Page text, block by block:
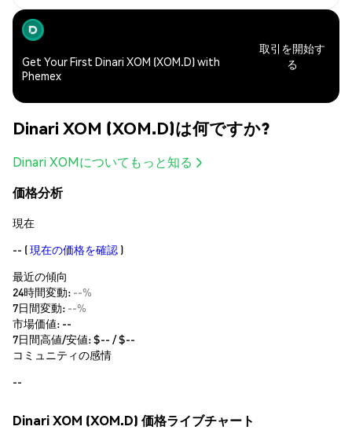
Get Your First Dinari XOM (XOM.D) with
Phemex
取引を開始す
る
Dinari XOM (XOM.D)は何ですか?
Dinari XOMについてもっと知る
価格分析
現在
-- (現在の価格を確認 )
最近の傾向
24時間変動: --%
7日間変動: --%
市場価値: --
7日間高値/安値: $-- / $--
コミュニティの感情
--
Dinari XOM (XOM.D) 価格ライブチャート